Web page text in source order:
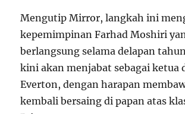
Mengutip Mirror, langkah ini
kepemimpinan Farhad Moshiri
berlangsung selama delapan
kini akan menjabat sebagai ketua
Everton, dengan harapan
kembali bersaing di papan atas